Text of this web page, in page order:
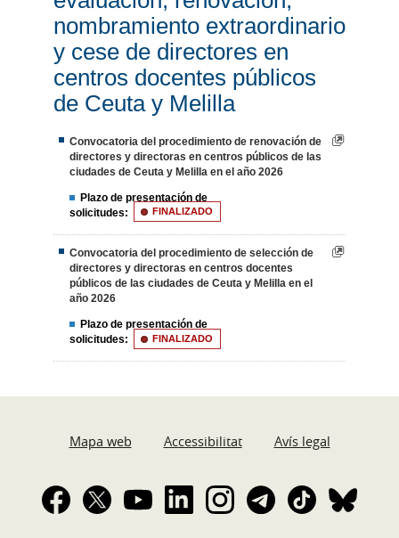
nombramiento extraordinario
y cese de directores en
centros docentes públicos
de Ceuta y Melilla
Convocatoria del procedimiento de renovación de
directores y directoras en centros públicos de las
ciudades de Ceuta y Melilla en el año 2026
Plazo de presentación de
solicitudes:
FINALIZADO
Convocatoria del procedimiento de selección de
directores y directoras en centros docentes
públicos de las ciudades de Ceuta y Melilla en el
año 2026
Plazo de presentación de
solicitudes:
FINALIZADO
Mapa web Accessibilitat Avís legal